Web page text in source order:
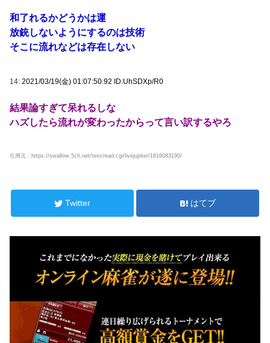
和了れるかどうかは運
放銃しないようにするのは技術
そこに流れなどは存在しない
14: 2021/03/19(金) 01:07:50.92 ID:UhSDXp/R0
結果論すぎて呆れるしな
ハズしたら流れが変わったからって言い訳するやろ
引用元：https://swallow.5ch.net/test/read.cgi/livejupiter/1616083190/
Twitter はてブ